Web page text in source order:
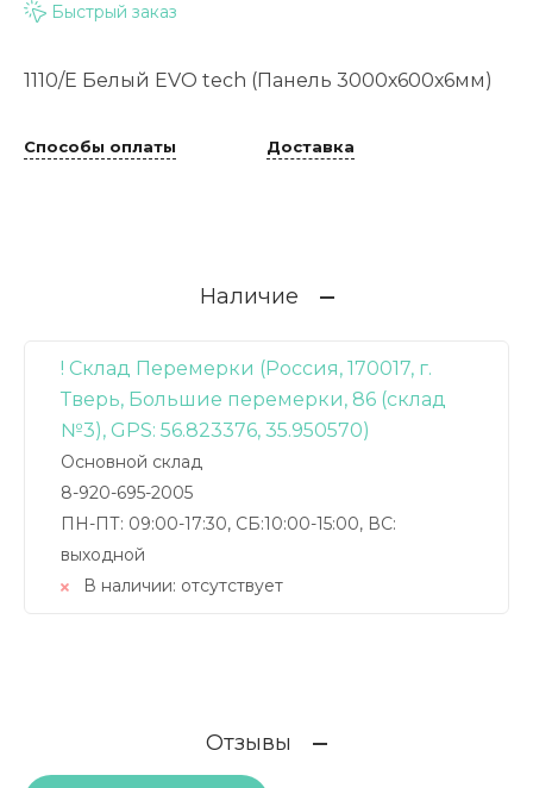
Быстрый заказ
1110/Е Белый EVO tech (Панель 3000х600х6мм)
Способы оплаты Доставка
Наличие
! Склад Перемерки (Россия, 170017, г.
Тверь, Большие перемерки, 86 (склад
№3), GPS: 56.823376, 35.950570)
Основной склад
8-920-695-2005
ПН-ПТ: 09:00-17:30, СБ:10:00-15:00, ВС:
выходной
В наличии: отсутствует
Отзывы